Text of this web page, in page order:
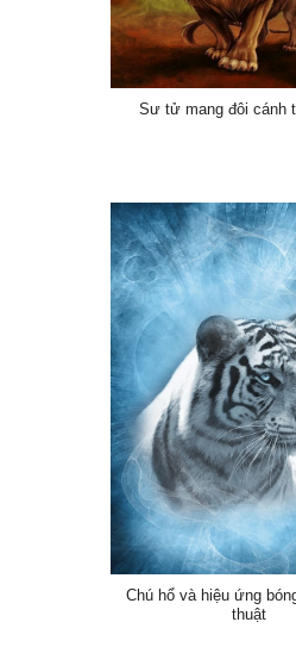
Sư tử mang đôi cánh
Chú hổ và hiệu ứng
thuật